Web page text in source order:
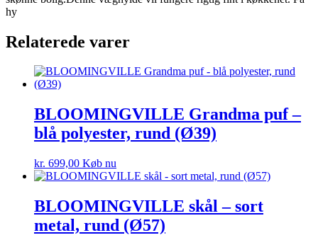
hy
Relaterede varer
BLOOMINGVILLE Grandma puf –
blå polyester, rund (Ø39)
kr. 699,00 Køb nu
BLOOMINGVILLE skål – sort
metal, rund (Ø57)